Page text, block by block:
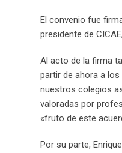
El convenio fue
presidente de
Al acto de la firma
partir de ahora a
nuestros colegios
valoradas por
«fruto de este
Por su parte,